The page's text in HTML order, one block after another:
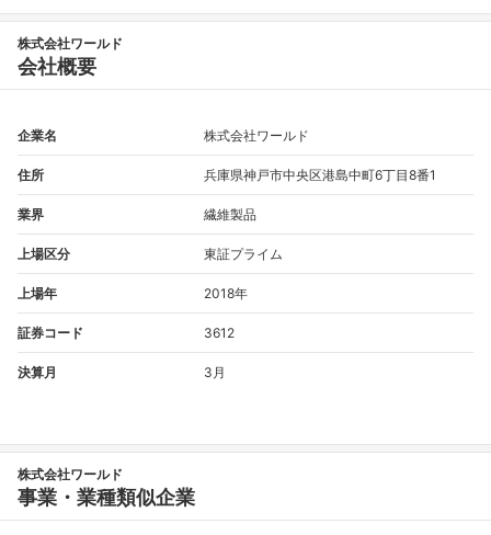
株式会社ワールド
会社概要
企業名 株式会社ワールド
住所 兵庫県神戸市中央区港島中町6丁目8番1
業界 繊維製品
上場区分 東証プライム
上場年 2018年
証券コード 3612
決算月 3月
株式会社ワールド
事業・業種類似企業